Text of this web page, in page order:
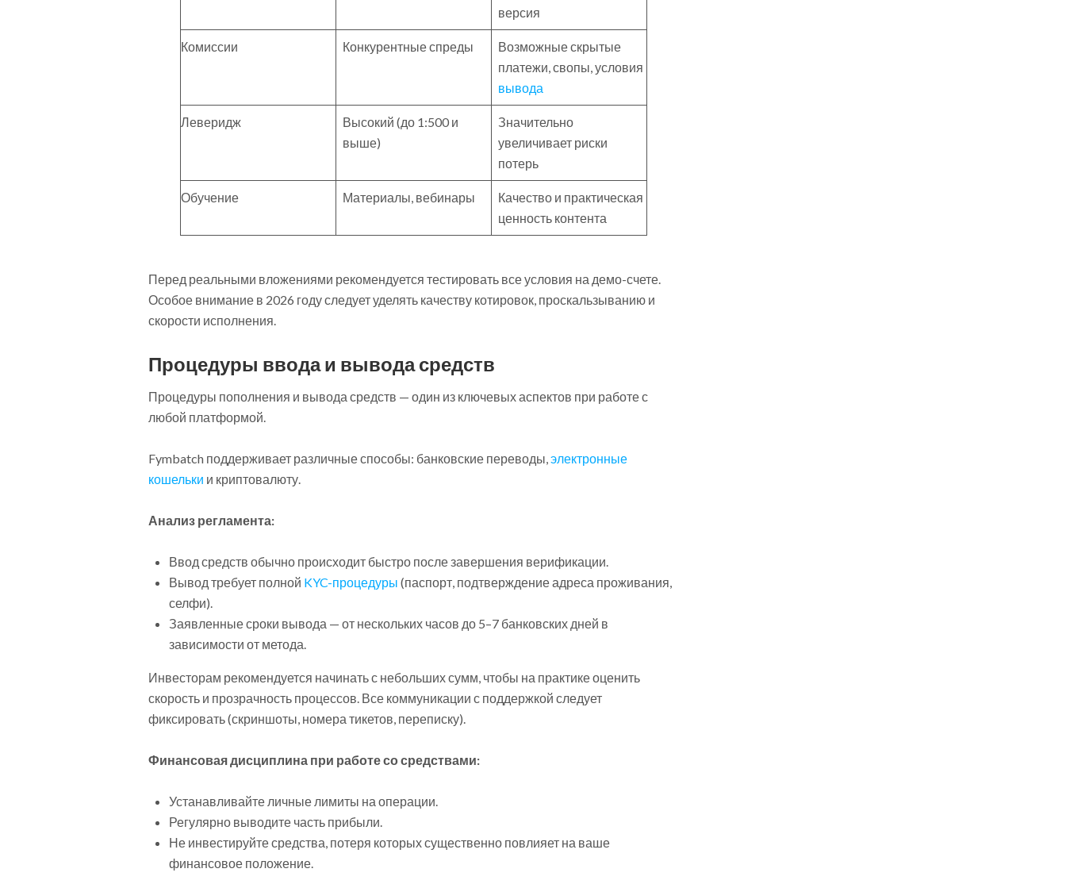
версия
Комиссии Конкурентные спреды
Возможные скрытые
платежи, свопы, условия
вывода
Леверидж
Высокий (до 1:500 и
выше)
Значительно
увеличивает риски
потерь
Обучение Материалы, вебинары
Качество и практическая
ценность контента
Перед реальными вложениями рекомендуется тестировать все условия на демо-счете.
Особое внимание в 2026 году следует уделять качеству котировок, проскальзыванию и
скорости исполнения.
Процедуры ввода и вывода средств
Процедуры пополнения и вывода средств — один из ключевых аспектов при работе с
любой платформой.
Fymbatch поддерживает различные способы: банковские переводы,электронные
кошельки и криптовалюту.
Анализ регламента:
Ввод средств обычно происходит быстро после завершения верификации.
Вывод требует полной KYC-процедуры (паспорт, подтверждение адреса проживания,
селфи).
Заявленные сроки вывода — от нескольких часов до 5–7 банковских дней в
зависимости от метода.
Инвесторам рекомендуется начинать с небольших сумм, чтобы на практике оценить
скорость и прозрачность процессов. Все коммуникации с поддержкой следует
фиксировать (скриншоты, номера тикетов, переписку).
Финансовая дисциплина при работе со средствами:
Устанавливайте личные лимиты на операции.
Регулярно выводите часть прибыли.
Не инвестируйте средства, потеря которых существенно повлияет на ваше
финансовое положение.